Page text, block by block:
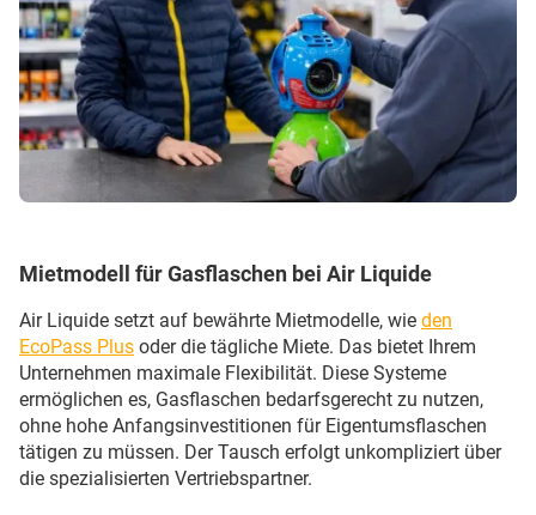
Mietmodell für Gasflaschen bei Air Liquide
Air Liquide setzt auf bewährte Mietmodelle, wie den
EcoPass Plus oder die tägliche Miete. Das bietet Ihrem
Unternehmen maximale Flexibilität. Diese Systeme
ermöglichen es, Gasflaschen bedarfsgerecht zu nutzen,
ohne hohe Anfangsinvestitionen für Eigentumsflaschen
tätigen zu müssen. Der Tausch erfolgt unkompliziert über
die spezialisierten Vertriebspartner.